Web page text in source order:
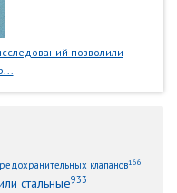
позволили
клапанов166
стальные933